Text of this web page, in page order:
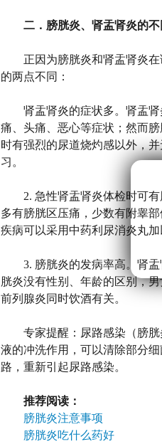
二．膀胱炎、肾盂肾炎的不
正因为膀胱炎和肾盂肾炎在
的两点不同：
肾盂肾炎的症状多。肾盂肾
痛、头痛、恶心等症状；然而
时有强烈的尿道烧灼感以外，
习。
2. 急性肾盂肾炎体检时可有
多有膀胱区压痛，少数有附睾
疾病可以采用中药利尿消炎丸
3. 膀胱炎的发病率高。肾盂
胱炎没有性别、年龄的区别，
前列腺炎同时饮酒有关。
专家提醒：尿路感染（膀胱
液的冲洗作用，可以清除部分
路，重新引起尿路感染。
推荐阅读：
膀胱炎注意事项
膀胱炎吃什么药好